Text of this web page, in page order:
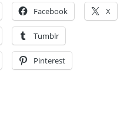
Facebook X
Tumblr
Pinterest